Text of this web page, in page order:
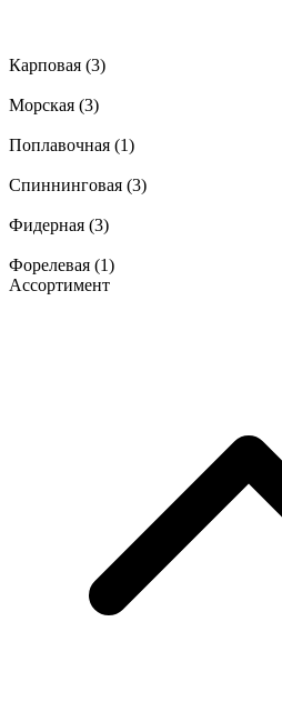
Карповая (3)
Морская (3)
Поплавочная (1)
Спиннинговая (3)
Фидерная (3)
Форелевая (1)
Ассортимент